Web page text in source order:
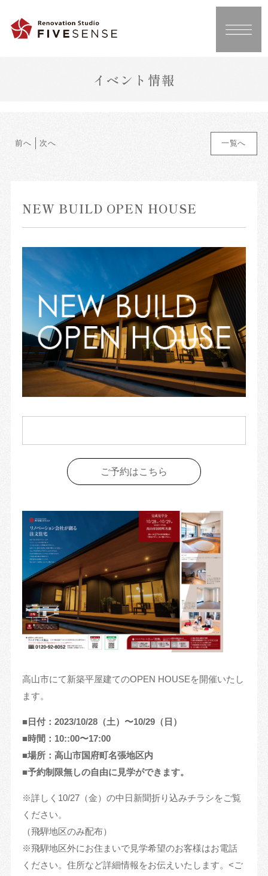
イベント情報
一覧へ
前へ 次へ
NEW BUILD OPEN HOUSE
ご予約はこちら
高山市にて新築平屋建てのOPEN HOUSEを開催いたし
ます。
■日付：2023/10/28（土）〜10/29（日）
■時間：10::00〜17:00
■場所：高山市国府町名張地区内
■予約制限無しの自由に見学ができます。
※詳しく10/27（金）の中日新聞折り込みチラシをご覧
ください。
（飛騨地区のみ配布）
※飛騨地区外にお住まいで見学希望のお客様はお電話
ください。住所など詳細情報をお伝えいたします。<ご